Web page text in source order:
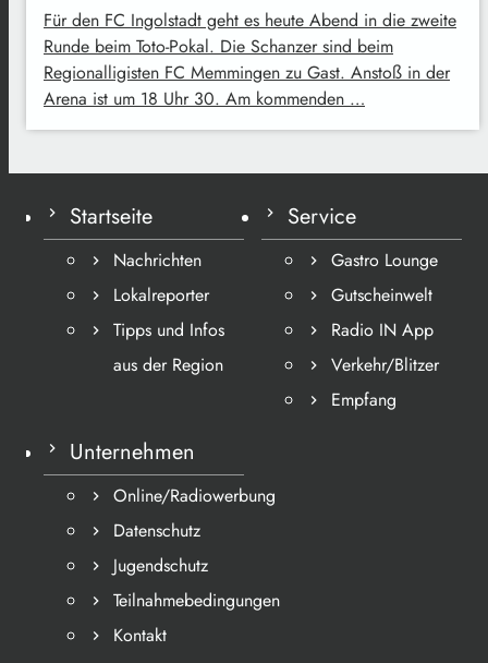
Für den FC Ingolstadt geht es heute Abend in die zweite
Runde beim Toto-Pokal. Die Schanzer sind beim
Regionalligisten FC Memmingen zu Gast. Anstoß in der
Arena ist um 18 Uhr 30. Am kommenden …
Startseite
Nachrichten
Lokalreporter
Tipps und Infos
aus der Region
Service
Gastro Lounge
Gutscheinwelt
Radio IN App
Verkehr/Blitzer
Empfang
Unternehmen
Online/Radiowerbung
Datenschutz
Jugendschutz
Teilnahmebedingungen
Kontakt